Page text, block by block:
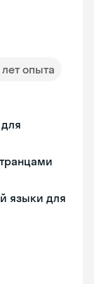
лет опыта
языки для